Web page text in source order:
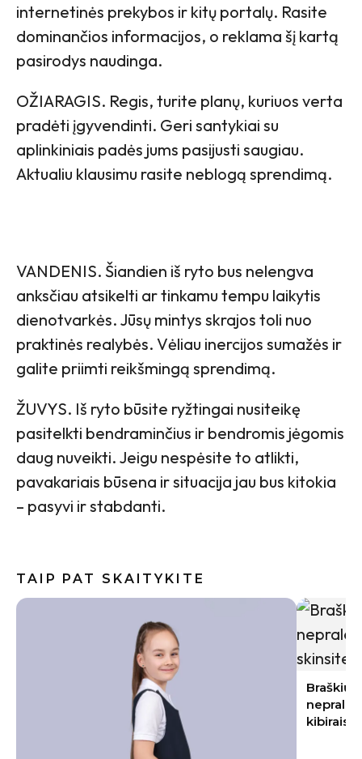
internetinės prekybos ir kitų portalų. Rasite
dominančios informacijos, o reklama šį kartą
pasirodys naudinga.
OŽIARAGIS. Regis, turite planų, kuriuos verta
pradėti įgyvendinti. Geri santykiai su
aplinkiniais padės jums pasijusti saugiau.
Aktualiu klausimu rasite neblogą sprendimą.
VANDENIS. Šiandien iš ryto bus nelengva
anksčiau atsikelti ar tinkamu tempu laikytis
dienotvarkės. Jūsų mintys skrajos toli nuo
praktinės realybės. Vėliau inercijos sumažės ir
galite priimti reikšmingą sprendimą.
ŽUVYS. Iš ryto būsite ryžtingai nusiteikę
pasitelkti bendraminčius ir bendromis jėgomis
daug nuveikti. Jeigu nespėsite to atlikti,
pavakariais būsena ir situacija jau bus kitokia
– pasyvi ir stabdanti.
TAIP PAT SKAITYKITE
Braškių sodinimas rugpjūtį 2026:
nepraleiskite šių datų – kitąmet skinsite